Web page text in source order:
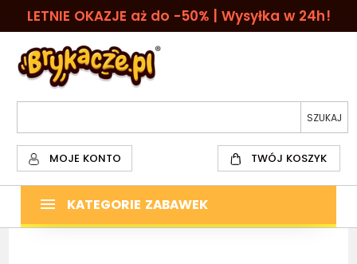
LETNIE OKAZJE aż do -50% | Wysyłka w 24h!
MOJE KONTO TWÓJ KOSZYK
KATEGORIE ZABAWEK